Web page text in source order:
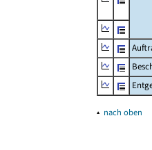
▴ nach oben